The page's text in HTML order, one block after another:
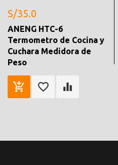
S/35.0
ANENG HTC-6
Termometro de Cocina y
Cuchara Medidora de
Peso